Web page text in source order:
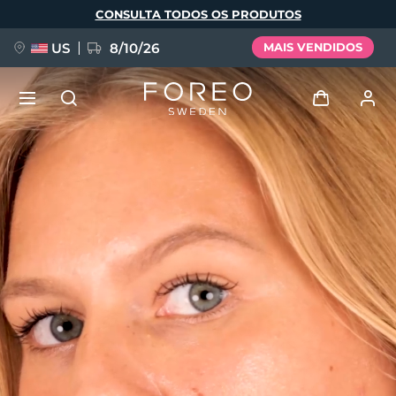
principal
CONSULTA TODOS OS PRODUTOS
US 8/10/26 MAIS VENDIDOS
Entrar
Perfil de usuário
Meus aparelhos
Meus pedidos
Meus endereços
As minhas subscrições
NOVIDADE
FAQ™ Pure Beauty-Tech Elixir
issa™ Teeth Whitening Set
Idioma
Deutsch
Español
Italiano
Português
Polski
Svenska
Русский
Türkçe
简体中文 繁體中文